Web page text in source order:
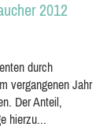
2012
durch
vergangenen Jahr
Der Anteil,
hierzu...